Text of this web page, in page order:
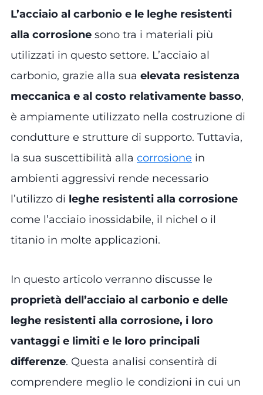
L’acciaio al carbonio e le leghe resistenti
alla corrosione sono tra i materiali più
utilizzati in questo settore. L’acciaio al
carbonio, grazie alla sua elevata resistenza
meccanica e al costo relativamente basso,
è ampiamente utilizzato nella costruzione di
condutture e strutture di supporto. Tuttavia,
la sua suscettibilità alla corrosione in
ambienti aggressivi rende necessario
l’utilizzo di leghe resistenti alla corrosione
come l’acciaio inossidabile, il nichel o il
titanio in molte applicazioni.
In questo articolo verranno discusse le
proprietà dell’acciaio al carbonio e delle
leghe resistenti alla corrosione, i loro
vantaggi e limiti e le loro principali
differenze. Questa analisi consentirà di
comprendere meglio le condizioni in cui un